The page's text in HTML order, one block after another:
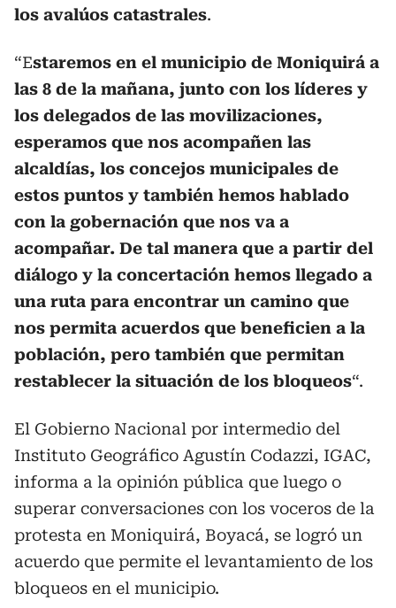
los avalúos catastrales.
“Estaremos en el municipio de Moniquirá a
las 8 de la mañana, junto con los líderes y
los delegados de las movilizaciones,
esperamos que nos acompañen las
alcaldías, los concejos municipales de
estos puntos y también hemos hablado
con la gobernación que nos va a
acompañar. De tal manera que a partir del
diálogo y la concertación hemos llegado a
una ruta para encontrar un camino que
nos permita acuerdos que beneficien a la
población, pero también que permitan
restablecer la situación de los bloqueos“.
El Gobierno Nacional por intermedio del
Instituto Geográfico Agustín Codazzi, IGAC,
informa a la opinión pública que luego o
superar conversaciones con los voceros de la
protesta en Moniquirá, Boyacá, se logró un
acuerdo que permite el levantamiento de los
bloqueos en el municipio.